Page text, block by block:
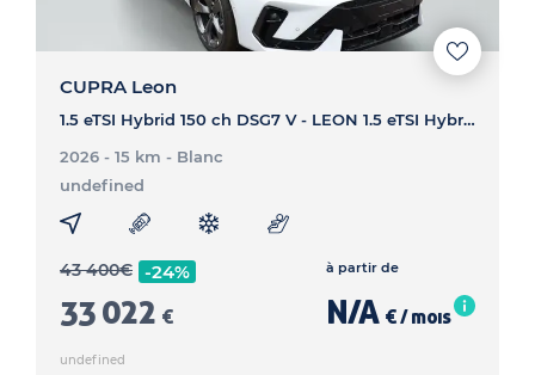
CUPRA Leon
1.5 eTSI Hybrid 150 ch DSG7 V - LEON 1.5 eTSI Hybrid 150 ch DSG7 V
2026 - 15 km - Blanc
undefined
43 400€ -24%
33 022 €
à partir de
N/A € / mois
undefined